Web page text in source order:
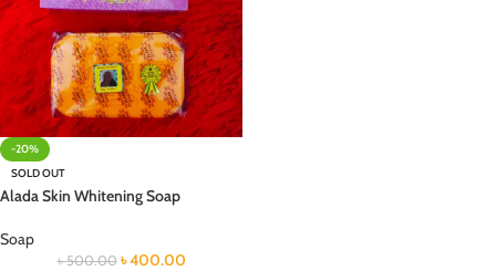
-20%
SOLD OUT
Alada Skin Whitening Soap
Soap
৳500.00 ৳400.00